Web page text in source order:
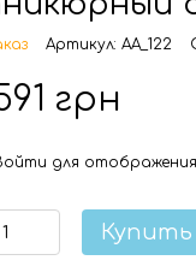
Артикул: AA_122
грн
для
Купить